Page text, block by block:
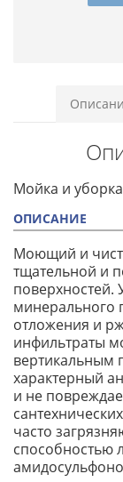
Мойка и
ОПИСАНИЕ
Моющий и
тщательной и
поверхностей.
минерального
отложения и
инфильтраты
вертикальным
характерный
и не
часто
способностью